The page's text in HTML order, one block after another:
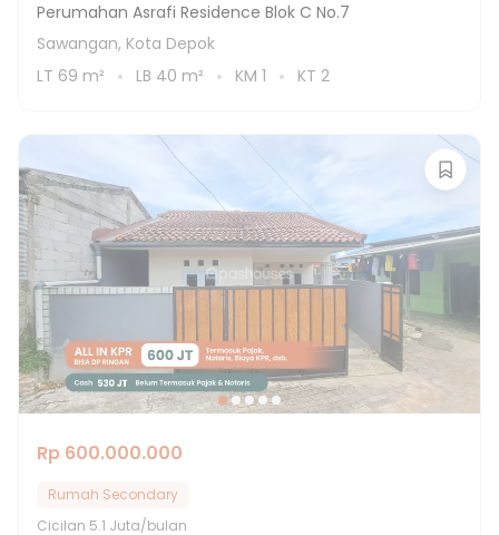
Perumahan Asrafi Residence Blok C No.7
Sawangan, Kota Depok
LT 69 m² LB 40 m² KM 1 KT 2
Rp 600.000.000
Rumah Secondary
Cicilan 5.1 Juta/bulan